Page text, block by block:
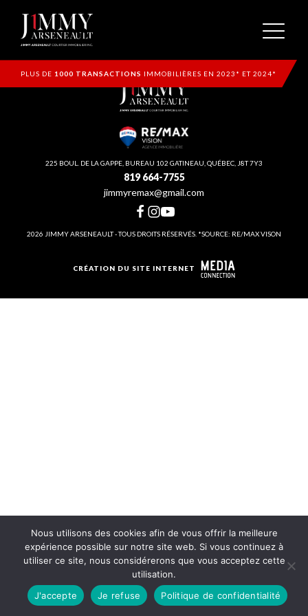
PLUS DE 1000 TRANSACTIONS IMMOBILIÈRES EN 2023* ET 2024*
225 BOUL. DE LA GAPPE, BUREAU 102 GATINEAU, QUÉBEC, J8T 7Y3
819 664-7755
jimmyremax@gmail.com
2026 JIMMY ARSENEAULT - TOUS DROITS RÉSERVÉS. *SOURCE: RE/MAX VISON
CRÉATION DU SITE INTERNET
Nous utilisons des cookies afin de vous offrir la meilleure
expérience possible sur notre site web. Si vous continuez à
utiliser ce site, nous considérerons que vous acceptez cette
utilisation.
J'accepte
Je refuse Politique de confidentialité